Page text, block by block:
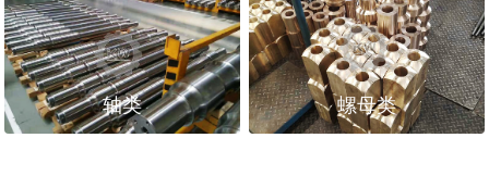
轴类 螺母类